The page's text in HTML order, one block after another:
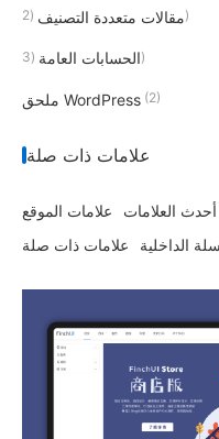
مقالات متعددة التصنيف(2)
الحسابات العامة(3)
ملحق WordPress (2)
علامات ذات صلة
علامات الموقع أحدث العلامات
علامات ذات صلة
الداخلية